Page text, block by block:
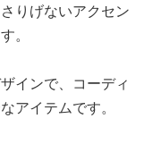
りげないアクセン
。
インで、コーディ
アイテムです。